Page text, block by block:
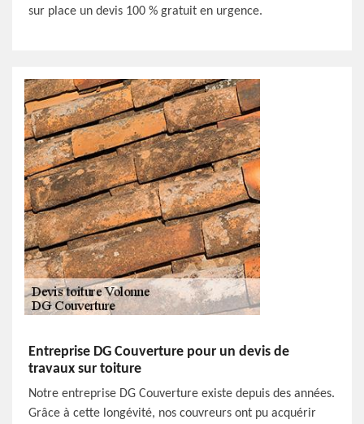
sur place un devis 100 % gratuit en urgence.
Entreprise DG Couverture pour un devis de
travaux sur toiture
Notre entreprise DG Couverture existe depuis des années.
Grâce à cette longévité, nos couvreurs ont pu acquérir